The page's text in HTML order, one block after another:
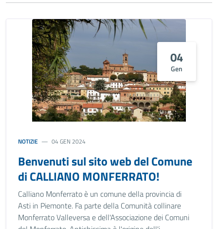
04
Gen
NOTIZIE 04 GEN 2024
Benvenuti sul sito web del Comune
di CALLIANO MONFERRATO!
Calliano Monferrato è un comune della provincia di
Asti in Piemonte. Fa parte della Comunità collinare
Monferrato Valleversa e dell'Associazione dei Comuni